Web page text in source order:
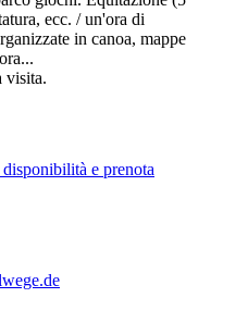
ecc. / un'ora di
in canoa, mappe
visita.
e prenota